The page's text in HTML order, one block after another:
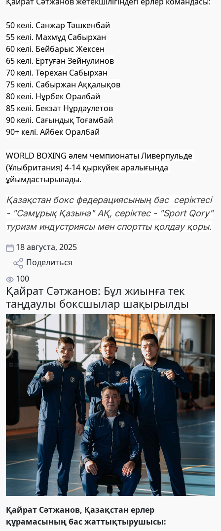
50 келі. Санжар Тәшкенбай
55 келі. Махмұд Сабырхан
60 келі. Бейбарыс Жексен
65 келі. Ертуған Зейнулинов
70 келі. Төрехан Сабырхан
75 келі. Сабыржан Аққалықов
80 келі. Нұрбек Оралбай
85 келі. Бекзат Нұрдәулетов
90 келі. Сағындық Тоғамбай
90+ келі. Айбек Оралбай
WORLD BOXING әлем чемпионаты Ливерпульде
(Ұлыбритания) 4-14 қыркүйек аралығында
ұйымдастырылады.
Қазақстан бокс федерациясының бас серіктесі
- "Самұрық Қазына" АҚ, серіктес - "Sport Qory"
туризм индустриясы мен спортты қолдау қоры.
18 августа, 2025
Поделиться
100
Қайрат Сәтжанов: Бұл жиынға тек
таңдаулы боксшылар шақырылды
Қайрат Сәтжанов, Қазақстан ерлер
құрамасының бас жаттықтырушысы: